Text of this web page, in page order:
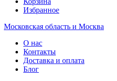
Избранное
Московская область и Москва
О нас
Контакты
Доставка и оплата
Блог